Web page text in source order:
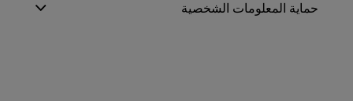
حماية المعلومات الشخصية